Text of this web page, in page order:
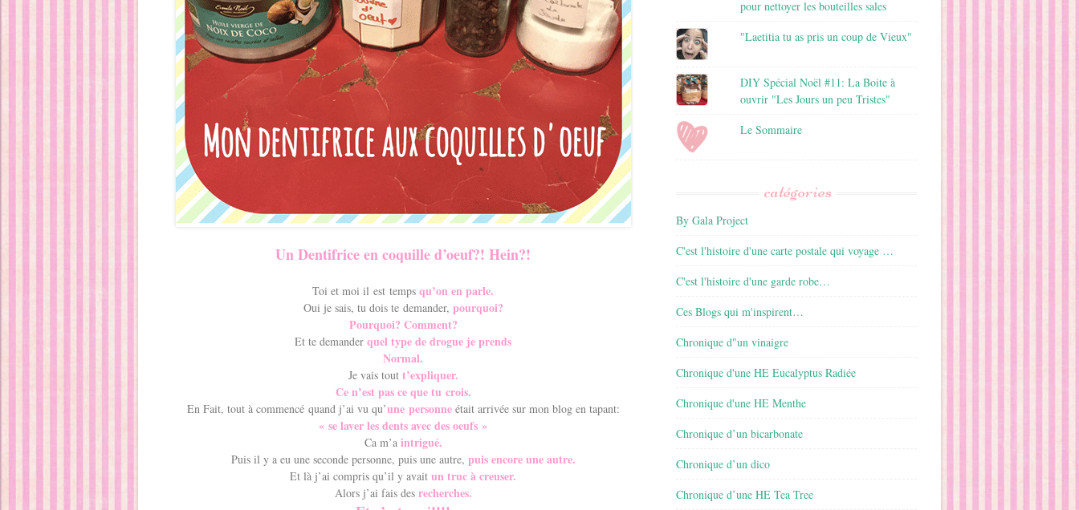
Un Dentifrice en coquille d’oeuf?! Hein?!
Toi et moi il est temps qu’on en parle.
Oui je sais, tu dois te demander, pourquoi?
Pourquoi? Comment?
Et te demander quel type de drogue je prends
Normal.
Je vais tout t’expliquer.
Ce n’est pas ce que tu crois.
En Fait, tout à commencé quand j’ai vu qu’une personneétait arrivée sur mon blog en tapant:
« se laver les dents avec des oeufs »
Ca m’a intrigué.
Puis il y a eu une seconde personne, puis une autre, puis encore une autre.
Et là j’ai compris qu’il y avait un truc à creuser.
Alors j’ai fais desrecherches.
pour nettoyer les bouteilles sales
"Laetitia tu as pris un coup de Vieux"
DIY Spécial Noël #11: La Boite à
ouvrir "Les Jours un peu Tristes"
Le Sommaire
catégories
By Gala Project
C'est l'histoire d'une carte postale qui voyage …
C'est l'histoire d'une garde robe…
Ces Blogs qui m'inspirent…
Chronique d"un vinaigre
Chronique d'une HE Eucalyptus Radiée
Chronique d'une HE Menthe
Chronique d’un bicarbonate
Chronique d’un dico
Chronique d’une HE Tea Tree